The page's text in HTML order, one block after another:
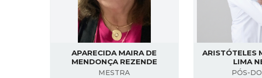
APARECIDA MAIRA DE
MENDONÇA REZENDE
MESTRA
ARISTÓTELES
LIMA
PÓS-